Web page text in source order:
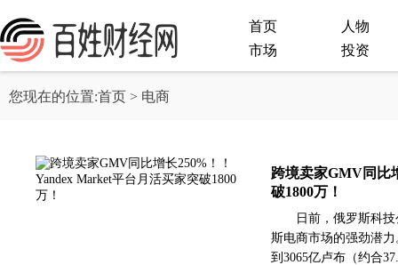
首页
人物
市场
投资
您现在的位置:首页 > 电商
跨境卖家GMV同比
破1800万！
日前，俄罗斯科
斯电商市场的强劲潜力
到3065亿卢布（约合